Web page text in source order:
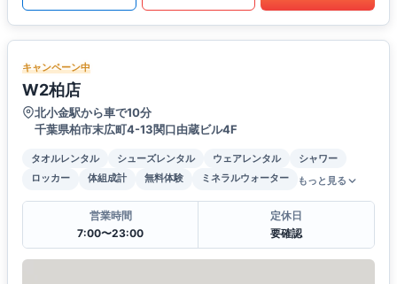
キャンペーン中
W2柏店
北小金駅から車で10分
千葉県柏市末広町4-13関口由蔵ビル4F
タオルレンタル シューズレンタル ウェアレンタル
シャワー
ロッカー
体組成計 無料体験 ミネラルウォーター もっと見る
営業時間
7:00〜23:00
定休日
要確認